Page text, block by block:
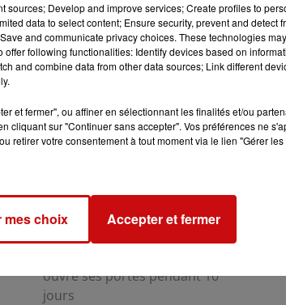
LA 77E FOIRE AUX VINS DE
COLMAR OUVRE SES PORTES
PENDANT 10 JOURS
ouvre ses portes pendant 10
jours
sources; Develop and improve services; Create profiles to
data to select content; Ensure security, prevent and detect
and communicate privacy choices. These technologies
following functionalities: Identify devices based on
and combine data from other data sources; Link different
et fermer", ou affiner en sélectionnant les finalités et/ou
cliquant sur "Continuer sans accepter". Vos préférences ne
retirer votre consentement à tout moment via le lien "Gérer
mes choix Accepter et fermer